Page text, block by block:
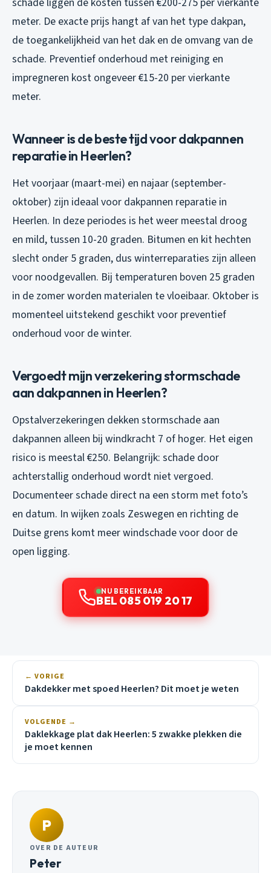
meter. De exacte prijs hangt af van het type dakpan,
de toegankelijkheid van het dak en de omvang van de
schade. Preventief onderhoud met reiniging en
impregneren kost ongeveer €15-20 per vierkante
meter.
Wanneer is de beste tijd voor dakpannen
reparatie in Heerlen?
Het voorjaar (maart-mei) en najaar (september-
oktober) zijn ideaal voor dakpannen reparatie in
Heerlen. In deze periodes is het weer meestal droog
en mild, tussen 10-20 graden. Bitumen en kit hechten
slecht onder 5 graden, dus winterreparaties zijn alleen
voor noodgevallen. Bij temperaturen boven 25 graden
in de zomer worden materialen te vloeibaar. Oktober is
momenteel uitstekend geschikt voor preventief
onderhoud voor de winter.
Vergoedt mijn verzekering stormschade
aan dakpannen in Heerlen?
Opstalverzekeringen dekken stormschade aan
dakpannen alleen bij windkracht 7 of hoger. Het eigen
risico is meestal €250. Belangrijk: schade door
achterstallig onderhoud wordt niet vergoed.
Documenteer schade direct na een storm met foto’s
en datum. In wijken zoals Zeswegen en richting de
Duitse grens komt meer windschade voor door de
open ligging.
NU BEREIKBAAR
BEL 085 019 20 17
← VORIGE
Dakdekker met spoed Heerlen? Dit moet je weten
VOLGENDE →
Daklekkage plat dak Heerlen: 5 zwakke plekken die
je moet kennen
P
OVER DE AUTEUR
Peter